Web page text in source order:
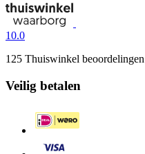
10.0
125 Thuiswinkel beoordelingen
Veilig betalen